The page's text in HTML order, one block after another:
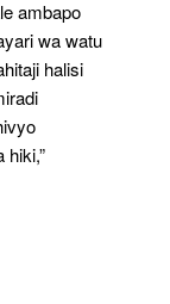
ambapo
wa watu
halisi